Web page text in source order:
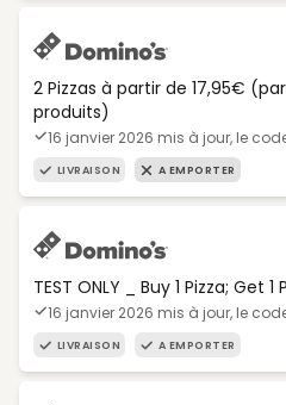
2 Pizzas à partir de 17,95€
produits)
16 janvier 2026 mis à jour, le
LIVRAISON A EMPORTER
TEST ONLY _ Buy 1 Pizza; Get
16 janvier 2026 mis à jour, le
LIVRAISON A EMPORTER